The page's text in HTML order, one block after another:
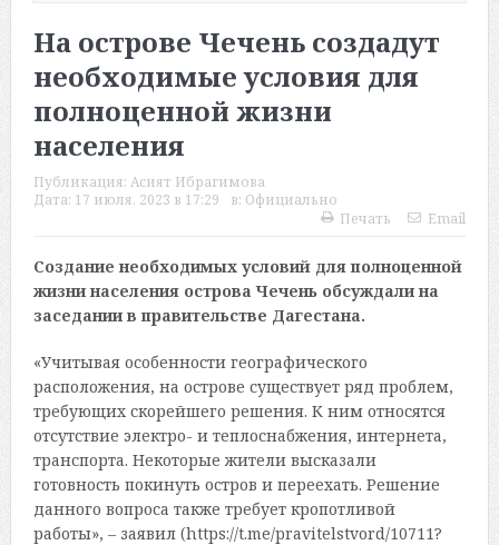
На острове Чечень создадут
необходимые условия для
полноценной жизни
населения
Публикация: Асият Ибрагимова
Дата: 17 июля, 2023 в 17:29 в: Официально
Печать
Email
Создание необходимых условий для полноценной
жизни населения острова Чечень обсуждали на
заседании в правительстве Дагестана.
«Учитывая особенности географического
расположения, на острове существует ряд проблем,
требующих скорейшего решения. К ним относятся
отсутствие электро- и теплоснабжения, интернета,
транспорта. Некоторые жители высказали
готовность покинуть остров и переехать. Решение
данного вопроса также требует кропотливой
работы», – заявил (https://t.me/pravitelstvord/10711?